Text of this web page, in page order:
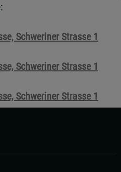
Schweriner Strasse 1
Schweriner Strasse 1
Schweriner Strasse 1